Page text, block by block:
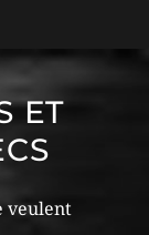
ET
veulent